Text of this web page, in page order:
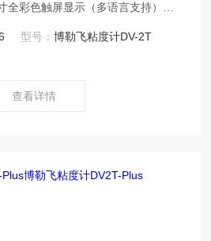
全彩色触屏显示（多语言支持）
选转速能够满足不同的测量范围美
粘度计加强型安全控制：
型号：博勒飞粘度计DV-2T
查看详情